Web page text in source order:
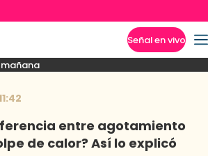
Señal en vivo
DenunciasPolicialPolíticaEspectáculo
entre agotamiento
de calor? Así lo explicó